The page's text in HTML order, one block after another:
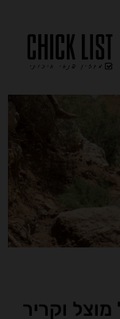
מוצל וקריר